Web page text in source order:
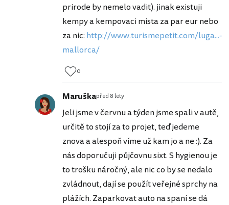
prirode by nemelo vadit). jinak existuji
kempy a kempovaci mista za par eur nebo
za nic: http://www.turismepetit.com/luga...-
mallorca/
0
Maruškapřed 8 lety
Jeli jsme v červnu a týden jsme spali v autě,
určitě to stojí za to projet, teď jedeme
znova a alespoň víme už kam jo a ne :). Za
nás doporučuji půjčovnu sixt. S hygienou je
to trošku náročný, ale nic co by se nedalo
zvládnout, dají se použít veřejné sprchy na
plážích. Zaparkovat auto na spaní se dá